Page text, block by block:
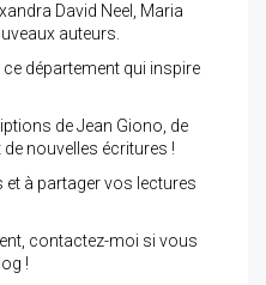
David Neel, Maria
auteurs.
département qui inspire
de Jean Giono, de
nouvelles écritures !
à partager vos lectures
contactez-moi si vous
!